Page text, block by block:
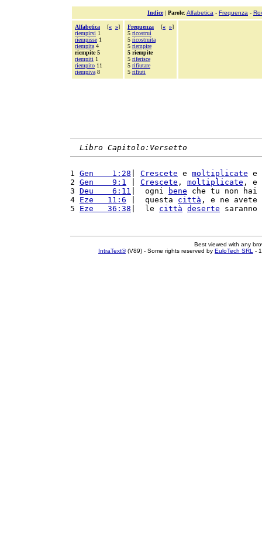
Indice| Parole: Alfabetica - Frequenza -
Alfabetica [« »]
riempirsi 1
riempisse 1
riempita 4
riempite 5
riempiti 1
riempito 11
riempiva 8
Frequenza [« »]
5 ricostruì
5 ricostruita
5 riempire
5 riempite
5 riferisce
5 rifiutare
5 rifiuti
Libro Capitolo:Versetto
1 Gen    1:28 Crescete e moltiplicate e
2 Gen    9:1 Crescete , moltiplicate , e
3 Deu    6:11 |  ogni bene che tu non hai
4 Eze   11:6 |  questa città , e ne avete
5 Eze   36:38 |  le città deserte saranno
Best viewed with any
IntraText®(V89) - Some rights reserved by EuloTech SRL -